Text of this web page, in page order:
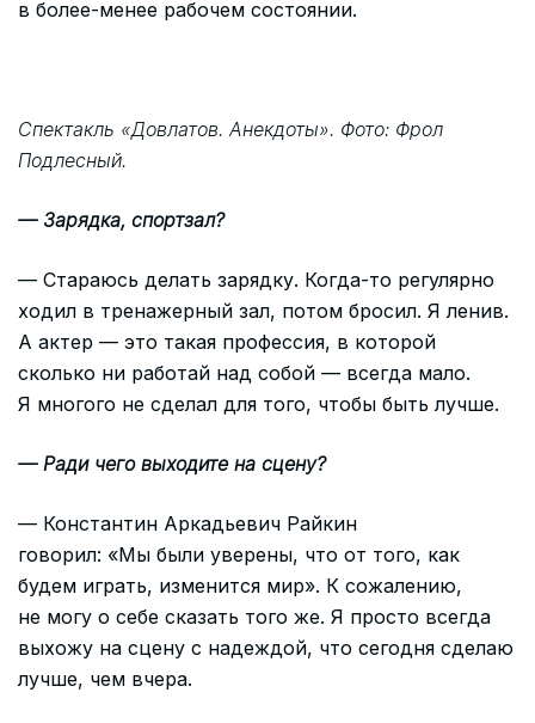
в более-менее рабочем состоянии.
Спектакль «Довлатов. Анекдоты». Фото: Фрол
Подлесный.
— Зарядка, спортзал?
— Стараюсь делать зарядку. Когда-то регулярно
ходил в тренажерный зал, потом бросил. Я ленив.
А актер — это такая профессия, в которой
сколько ни работай над собой — всегда мало.
Я многого не сделал для того, чтобы быть лучше.
— Ради чего выходите на сцену?
— Константин Аркадьевич Райкин
говорил: «Мы были уверены, что от того, как
будем играть, изменится мир». К сожалению,
не могу о себе сказать того же. Я просто всегда
выхожу на сцену с надеждой, что сегодня сделаю
лучше, чем вчера.